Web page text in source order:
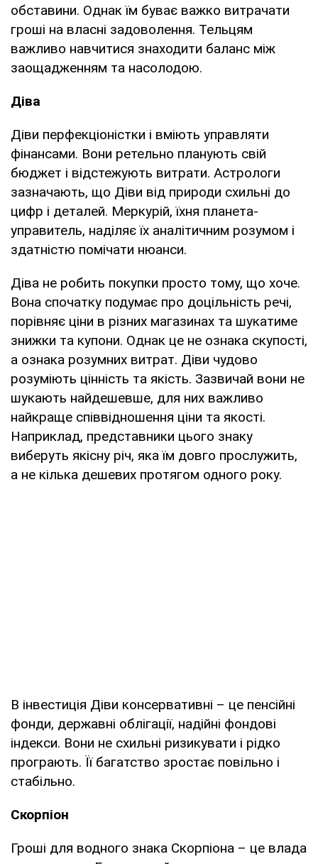
обставини. Однак їм буває важко витрачати
гроші на власні задоволення. Тельцям
важливо навчитися знаходити баланс між
заощадженням та насолодою.
Діва
Діви перфекціоністки і вміють управляти
фінансами. Вони ретельно планують свій
бюджет і відстежують витрати. Астрологи
зазначають, що Діви від природи схильні до
цифр і деталей. Меркурій, їхня планета-
управитель, наділяє їх аналітичним розумом і
здатністю помічати нюанси.
Діва не робить покупки просто тому, що хоче.
Вона спочатку подумає про доцільність речі,
порівняє ціни в різних магазинах та шукатиме
знижки та купони. Однак це не ознака скупості,
а ознака розумних витрат. Діви чудово
розуміють цінність та якість. Зазвичай вони не
шукають найдешевше, для них важливо
найкраще співвідношення ціни та якості.
Наприклад, представники цього знаку
виберуть якісну річ, яка їм довго прослужить,
а не кілька дешевих протягом одного року.
В інвестиція Діви консервативні – це пенсійні
фонди, державні облігації, надійні фондові
індекси. Вони не схильні ризикувати і рідко
програють. Її багатство зростає повільно і
стабільно.
Скорпіон
Гроші для водного знака Скорпіона – це влада